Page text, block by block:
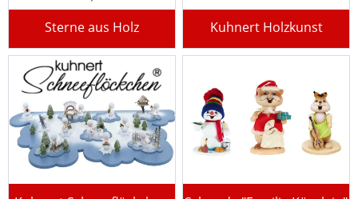
Sterne aus Holz Kuhnert Holzkunst